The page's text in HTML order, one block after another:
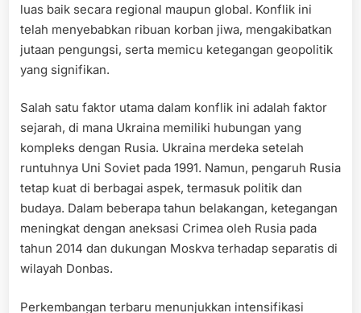
luas baik secara regional maupun global. Konflik ini
telah menyebabkan ribuan korban jiwa, mengakibatkan
jutaan pengungsi, serta memicu ketegangan geopolitik
yang signifikan.
Salah satu faktor utama dalam konflik ini adalah faktor
sejarah, di mana Ukraina memiliki hubungan yang
kompleks dengan Rusia. Ukraina merdeka setelah
runtuhnya Uni Soviet pada 1991. Namun, pengaruh Rusia
tetap kuat di berbagai aspek, termasuk politik dan
budaya. Dalam beberapa tahun belakangan, ketegangan
meningkat dengan aneksasi Crimea oleh Rusia pada
tahun 2014 dan dukungan Moskva terhadap separatis di
wilayah Donbas.
Perkembangan terbaru menunjukkan intensifikasi